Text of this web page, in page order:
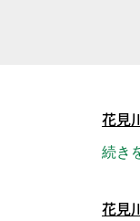
花見
続き
花見